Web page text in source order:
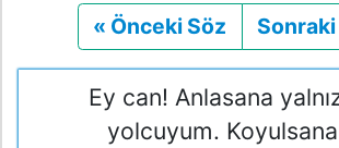
« Önceki Söz Önceki
Sonraki
Ey can! Anlasana
yolcuyum.